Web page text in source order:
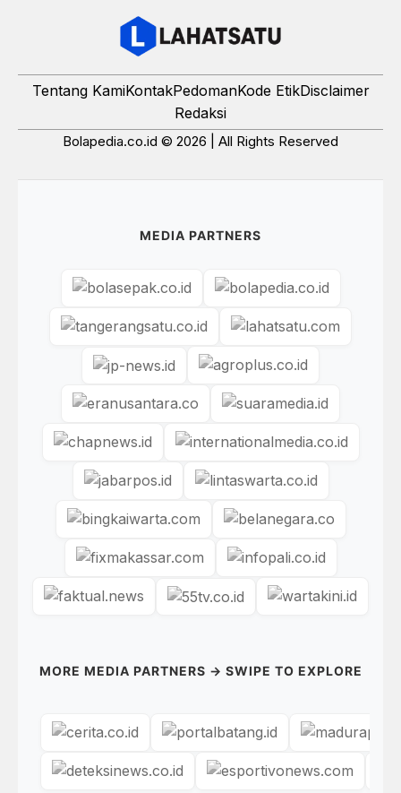
Tentang KamiKontakPedomanKode EtikDisclaimer
Redaksi
Bolapedia.co.id © 2026 | All Rights Reserved
MEDIA PARTNERS
MORE MEDIA PARTNERS → SWIPE TO EXPLORE